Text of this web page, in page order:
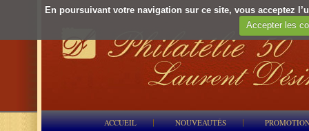
En poursuivant votre navigation sur ce site, vous acceptez
Accepter les
ACCUEIL NOUVEAUTÉS